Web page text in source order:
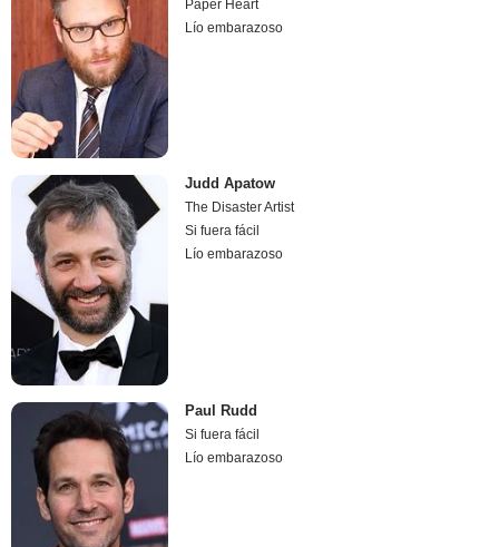
Paper Heart
Lío embarazoso
Judd Apatow
The Disaster Artist
Si fuera fácil
Lío embarazoso
Paul Rudd
Si fuera fácil
Lío embarazoso